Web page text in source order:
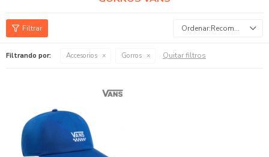
Recomendados
Filtrando por: Accesorios Gorros Quitar filtros